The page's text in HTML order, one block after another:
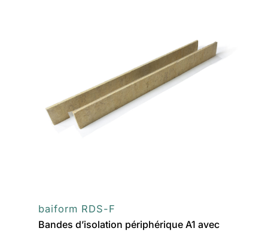
baiform RDS-F
Bandes d’isolation périphérique A1 avec